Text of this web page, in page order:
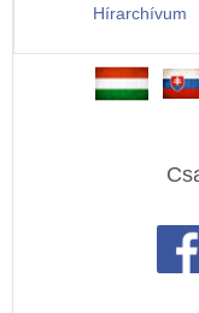
Hírarchívum